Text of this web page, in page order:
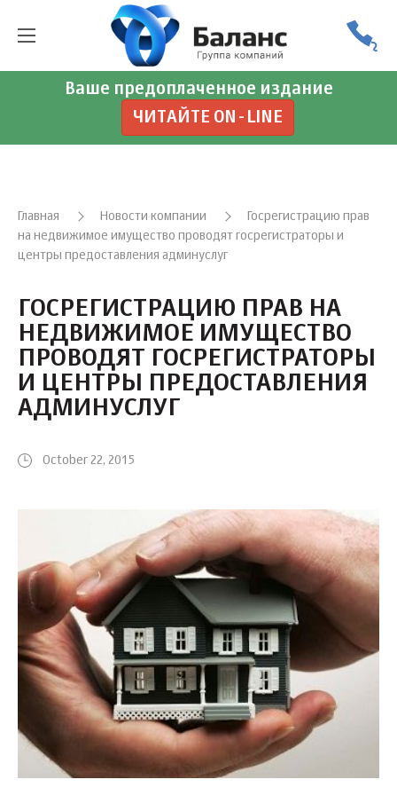
Ваше предоплаченное издание
ЧИТАЙТЕ ON-LINE
Главная Новости компании
Госрегистрацию прав
на недвижимое имущество проводят госрегистраторы и
центры предоставления админуслуг
ГОСРЕГИСТРАЦИЮ ПРАВ НА
НЕДВИЖИМОЕ ИМУЩЕСТВО
ПРОВОДЯТ ГОСРЕГИСТРАТОРЫ
И ЦЕНТРЫ ПРЕДОСТАВЛЕНИЯ
АДМИНУСЛУГ
October 22, 2015